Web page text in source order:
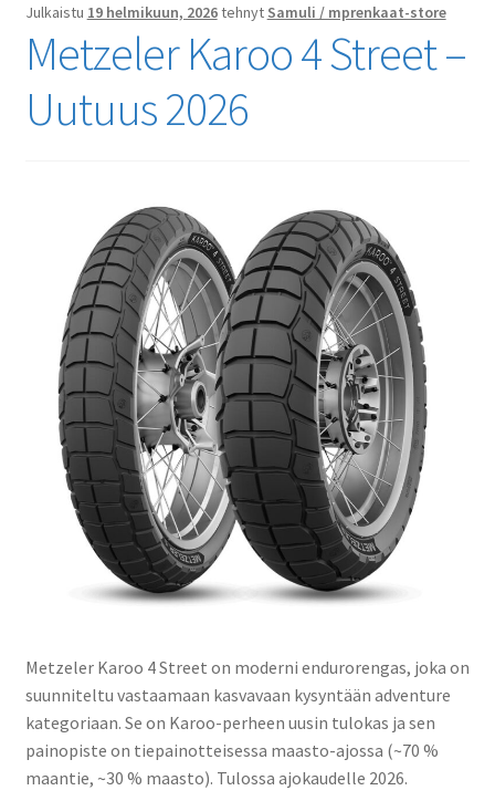
Julkaistu 19 helmikuun, 2026tehnyt Samuli / mprenkaat-store
Metzeler Karoo 4 Street –
Uutuus 2026
Metzeler Karoo 4 Street on moderni endurorengas, joka on
suunniteltu vastaamaan kasvavaan kysyntään adventure
kategoriaan. Se on Karoo-perheen uusin tulokas ja sen
painopiste on tiepainotteisessa maasto-ajossa (~70 %
maantie, ~30 % maasto). Tulossa ajokaudelle 2026.